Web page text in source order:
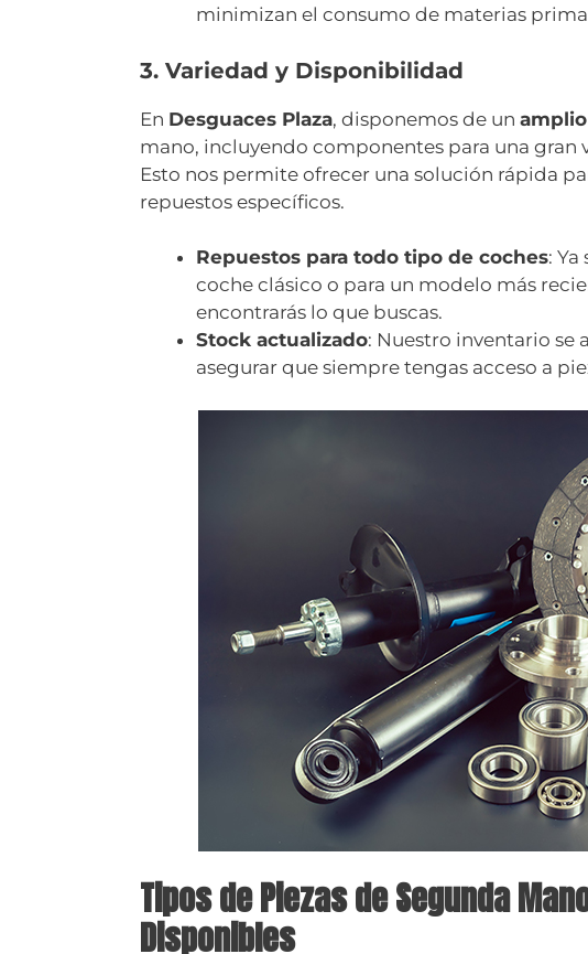
minimizan el consumo de materias
3. Variedad y Disponibilidad
En Desguaces Plaza, disponemos de un
mano, incluyendo componentes para una gran
Esto nos permite ofrecer una solución rápida
repuestos específicos.
Repuestos para todo tipo de coches:
coche clásico o para un modelo más
encontrarás lo que buscas.
Stock actualizado: Nuestro inventario se
asegurar que siempre tengas acceso a
Tipos de Piezas de Segunda
Disponibles